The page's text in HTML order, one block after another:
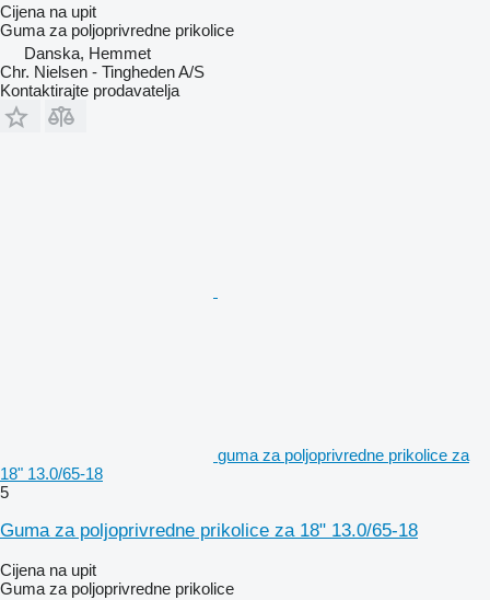
Cijena na upit
Guma za poljoprivredne prikolice
Danska, Hemmet
Chr. Nielsen - Tingheden A/S
Kontaktirajte prodavatelja
guma za poljoprivredne prikolice za
18" 13.0/65-18
5
Guma za poljoprivredne prikolice za 18" 13.0/65-18
Cijena na upit
Guma za poljoprivredne prikolice